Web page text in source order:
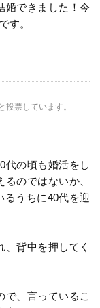
婚できました！今
す。
票しています。
代の頃も婚活をし
のではないか、
るうちに40代を迎
背中を押してく
、言っているこ